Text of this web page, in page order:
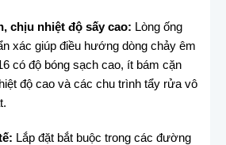
chịu nhiệt độ sấy cao: Lòng ống
xác giúp điều hướng dòng chảy êm
có độ bóng sạch cao, ít bám cặn
độ cao và các chu trình tẩy rửa vô
Lắp đặt bắt buộc trong các đường